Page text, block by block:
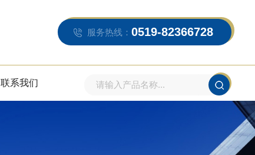
服务热线： 0519-82366728
联系我们